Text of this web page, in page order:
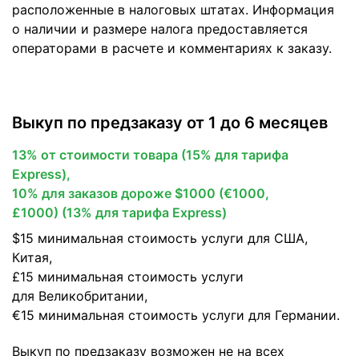
расположенные в налоговых штатах. Информация
о наличии и размере налога предоставляется
операторами в расчете и комментариях к заказу.
Выкуп по предзаказу от 1 до 6 месяцев
13% от стоимости товара (15% для тарифа
Express),
10% для заказов дороже $1000 (€1000,
£1000) (13% для тарифа Express)
$15 минимальная стоимость услуги для США,
Китая,
£15 минимальная стоимость услуги
для Великобритании,
€15 минимальная стоимость услуги для Германии.
Выкуп по предзаказу возможен не на всех